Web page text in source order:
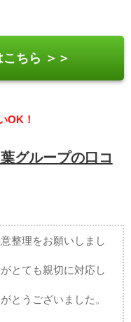
ちら ＞＞
OK！
グループの口コ
整理をお願いしまし
とても親切に対応し
とうございました。